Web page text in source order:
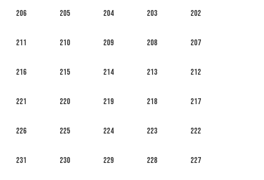
202
203
204
205
206
207
208
209
210
211
212
213
214
215
216
217
218
219
220
221
222
223
224
225
226
227
228
229
230
231